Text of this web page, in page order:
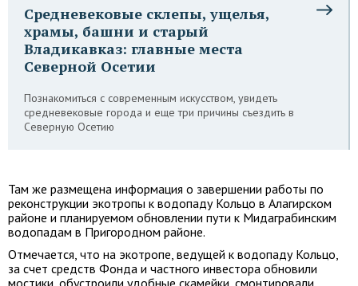
Средневековые склепы, ущелья,
храмы, башни и старый
Владикавказ: главные места
Северной Осетии
Познакомиться с современным искусством, увидеть
средневековые города и еще три причины съездить в
Северную Осетию
Там же размещена информация о завершении работы по
реконструкции экотропы к водопаду Кольцо в Алагирском
районе и планируемом обновлении пути к Мидаграбинским
водопадам в Пригородном районе.
Отмечается, что на экотропе, ведущей к водопаду Кольцо,
за счет средств Фонда и частного инвестора обновили